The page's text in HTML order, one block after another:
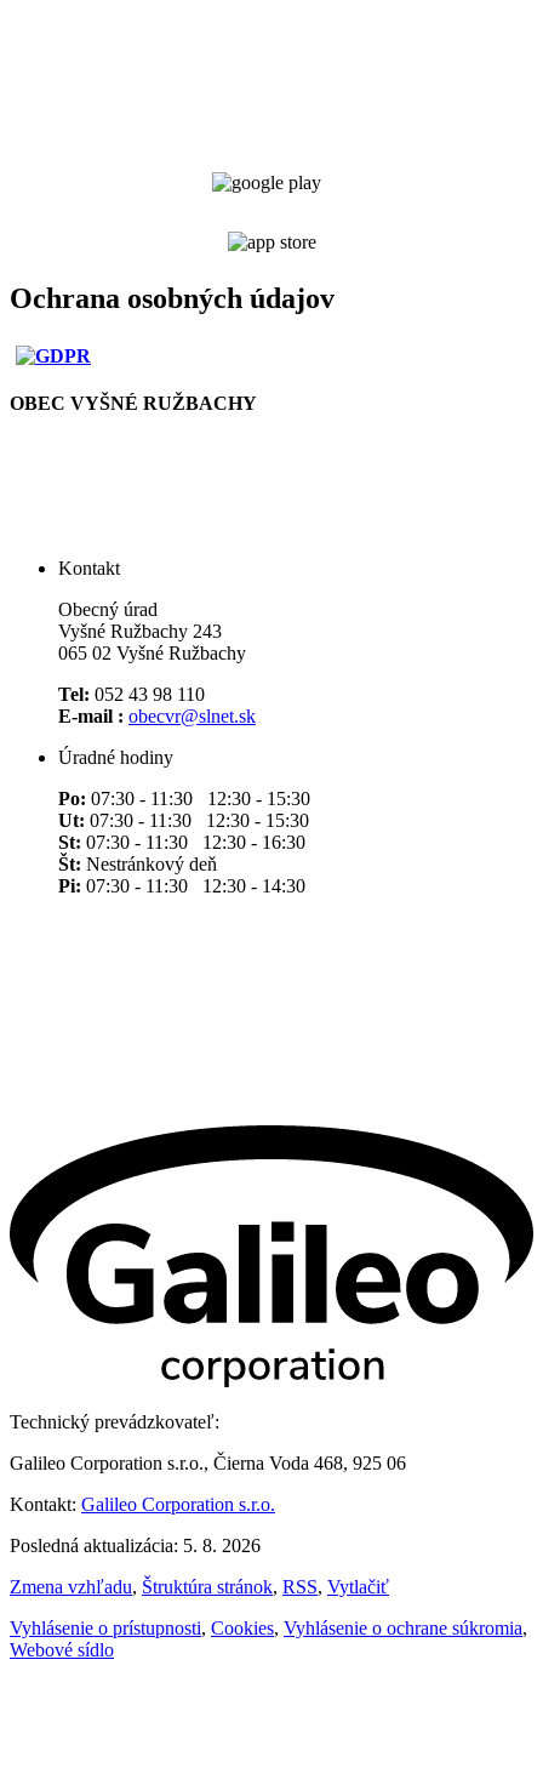
Ochrana osobných údajov
OBEC VYŠNÉ RUŽBACHY
Kontakt
Obecný úrad
Vyšné Ružbachy 243
065 02 Vyšné Ružbachy
Tel: 052 43 98 110
E-mail : obecvr@slnet.sk
Úradné hodiny
Po: 07:30 - 11:30 12:30 - 15:30
Ut: 07:30 - 11:30 12:30 - 15:30
St: 07:30 - 11:30 12:30 - 16:30
Št: Nestránkový deň
Pi: 07:30 - 11:30 12:30 - 14:30
Technický prevádzkovateľ:
Galileo Corporation s.r.o., Čierna Voda 468, 925 06
Kontakt: Galileo Corporation s.r.o.
Posledná aktualizácia: 5. 8. 2026
Zmena vzhľadu, Štruktúra stránok, RSS, Vytlačiť
Vyhlásenie o prístupnosti, Cookies, Vyhlásenie o ochrane súkromia,
Webové sídlo